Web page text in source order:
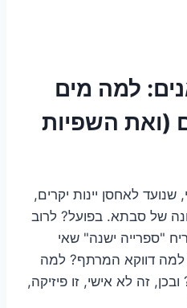
למה מים
(ואת השפיות
לאחסן יינות יקרים,
של סבתא. בפועל? לרוב
"ספרייה ישנה" שאי
דווקא המרתף? למה
זה לא אישי, זו פיזיקה,